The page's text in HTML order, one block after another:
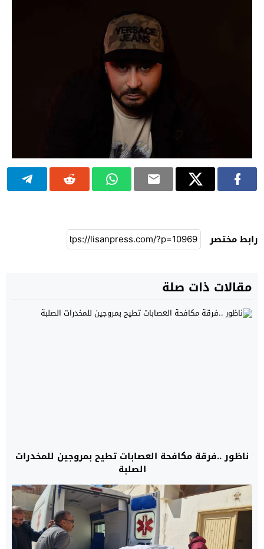
رابط مختصر
مقالات ذات صلة
ناظور ..فرقة مكافحة العصابات تطيح بمروجين للمخدرات
الصلبة